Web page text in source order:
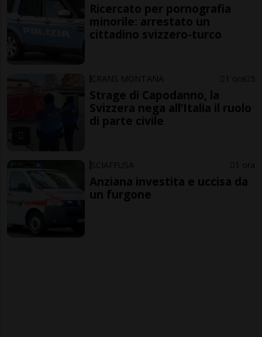
Ricercato per pornografia
minorile: arrestato un
cittadino svizzero-turco
CRANS MONTANA 1 ora 5
Strage di Capodanno, la
Svizzera nega all’Italia il ruolo
di parte civile
SCIAFFUSA 1 ora
Anziana investita e uccisa da
un furgone